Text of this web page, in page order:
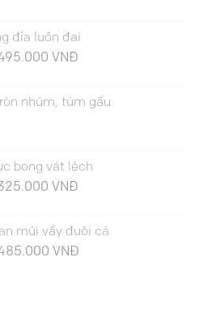
1.589.000 VNĐ.
đỉa luồn đai
VNĐ.
VNĐGiá
là:
nhúm, túm gấu
bong vát lệch
VNĐ.
VNĐGiá
là:
325.000 VNĐ.
múi vẩy đuôi cá
VNĐGiá